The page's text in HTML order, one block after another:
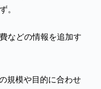
。
などの情報を追加す
規模や目的に合わせ